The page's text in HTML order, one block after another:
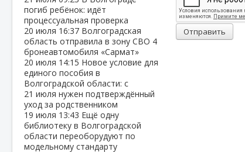
погиб ребёнок: идёт
процессуальная проверка
20 июля 16:37 Волгоградская
область отправила в зону СВО 4
бронеавтомобиля «Сармат»
20 июля 14:15 Новое условие для
единого пособия в
Волгоградской области: с
21 июля нужен подтверждённый
уход за родственником
19 июля 13:43 Ещё одну
библиотеку в Волгоградской
области переоборудуют по
модельному стандарту
Отправить